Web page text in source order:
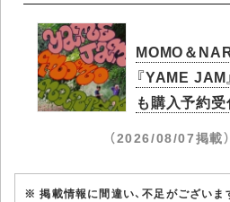
MOMO＆
『YAME
も購入予約
（2026/08/07掲載）
※ 掲載情報に間違い、不足がございま